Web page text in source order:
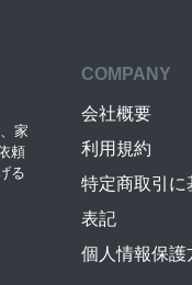
家
頼
る
COMPANY
会社概要
利用規約
特定商取引に
表記
個人情報保護